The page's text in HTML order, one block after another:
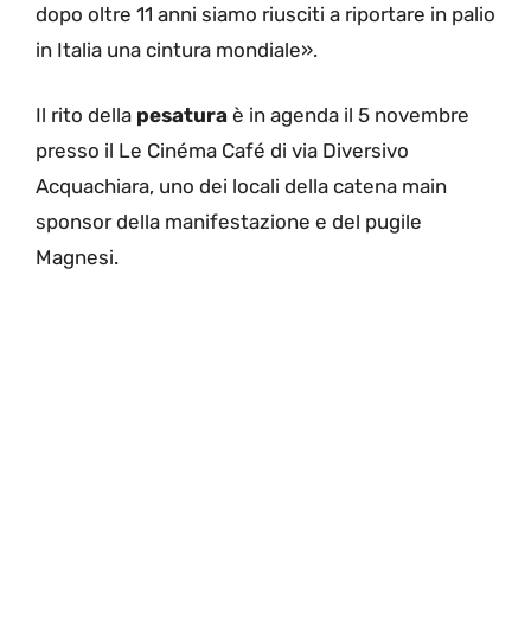
dopo oltre 11 anni siamo riusciti a riportare in palio
in Italia una cintura mondiale».
Il rito della pesatura è in agenda il 5 novembre
presso il Le Cinéma Café di via Diversivo
Acquachiara, uno dei locali della catena main
sponsor della manifestazione e del pugile
Magnesi.